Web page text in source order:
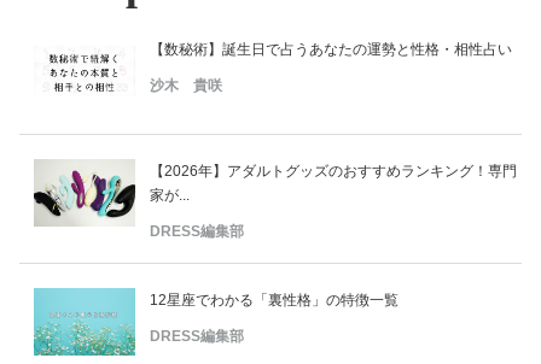
【数秘術】誕生日で占うあなたの運勢と性格・相性占い
沙木 貴咲
【2026年】アダルトグッズのおすすめランキング！専門
家が...
DRESS編集部
12星座でわかる「裏性格」の特徴一覧
DRESS編集部